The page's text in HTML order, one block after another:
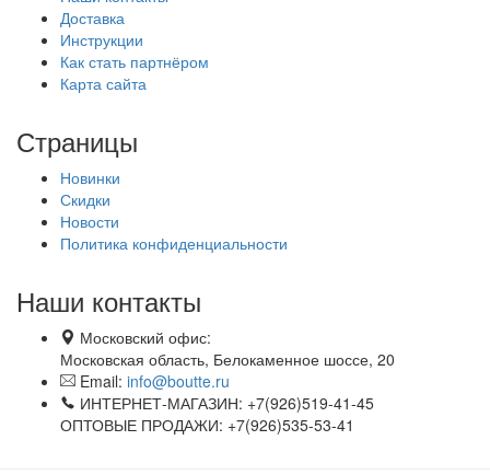
Доставка
Инструкции
Как стать партнёром
Карта сайта
Страницы
Новинки
Скидки
Новости
Политика конфиденциальности
Наши контакты
Московский офис:
Московская область, Белокаменное шоссе, 20
Email: info@boutte.ru
ИНТЕРНЕТ-МАГАЗИН: +7(926)519-41-45
ОПТОВЫЕ ПРОДАЖИ: +7(926)535-53-41